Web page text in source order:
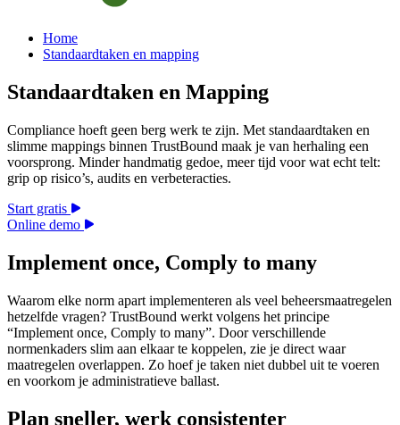
Home
Standaardtaken en mapping
Standaardtaken en Mapping
Compliance hoeft geen berg werk te zijn. Met standaardtaken en
slimme mappings binnen TrustBound maak je van herhaling een
voorsprong. Minder handmatig gedoe, meer tijd voor wat echt telt:
grip op risico’s, audits en verbeteracties.
Start gratis
Online demo
Implement once, Comply to many
Waarom elke norm apart implementeren als veel beheersmaatregelen
hetzelfde vragen? TrustBound werkt volgens het principe
“Implement once, Comply to many”. Door verschillende
normenkaders slim aan elkaar te koppelen, zie je direct waar
maatregelen overlappen. Zo hoef je taken niet dubbel uit te voeren
en voorkom je administratieve ballast.
Plan sneller, werk consistenter